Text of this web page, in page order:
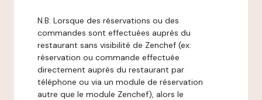
N.B: Lorsque des réservations ou des
commandes sont effectuées auprès du
restaurant sans visibilité de Zenchef (ex:
réservation ou commande effectuée
directement auprès du restaurant par
téléphone ou via un module de réservation
autre que le module Zenchef), alors le